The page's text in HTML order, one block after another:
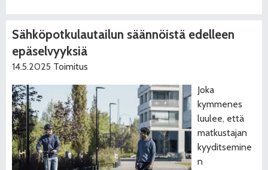
Sähköpotkulautailun säännöistä edelleen
epäselvyyksiä
14.5.2025 Toimitus
Joka
kymmenes
luulee, että
matkustajan
kyyditsemine
n